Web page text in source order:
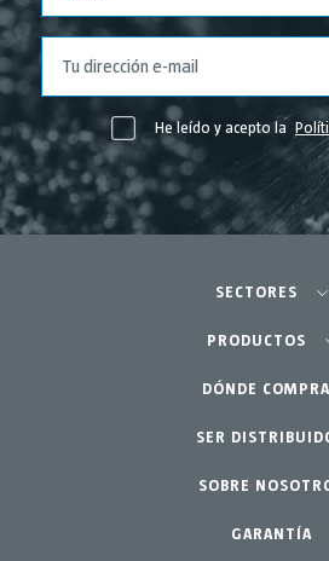
He leído y acepto la
SECTORES
Agricultura-
Huerto urbano-
Jardinería
Jardín-Hogar
PRODUCTOS
Pulverizadores
Accesorios
Repuestos
Kits
DÓNDE
SER
SOBRE
GARANTÍA